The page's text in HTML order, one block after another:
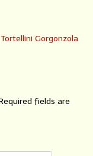
Gorgonzola
fields are